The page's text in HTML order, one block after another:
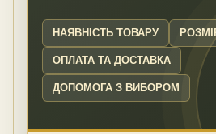
НАЯВНІСТЬ ТОВАРУ
ОПЛАТА ТА ДОСТАВКА
ДОПОМОГА З ВИБОРОМ